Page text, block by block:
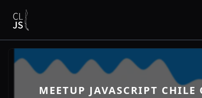
MEETUP JAVASCRIPT CHILE